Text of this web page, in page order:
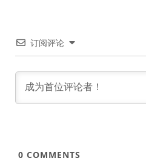
订阅评论
0 COMMENTS